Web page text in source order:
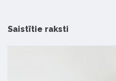
Saistītie raksti